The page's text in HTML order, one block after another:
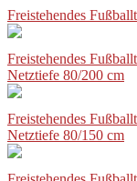
Freistehendes
Freistehendes
Netztiefe 80/200 cm
Freistehendes
Netztiefe 80/150 cm